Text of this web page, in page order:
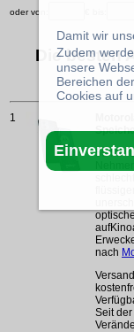
oder von:
Die besten
1
50 MP
nach
Seit
Damit wir
Zudem
unsere
Bereichen
Cookies auf